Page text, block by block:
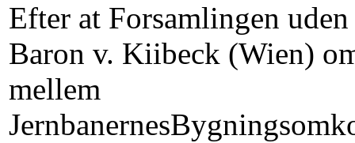
Efter at Forsamlingen
Baron v. Kiibeck (Wien)
mellem